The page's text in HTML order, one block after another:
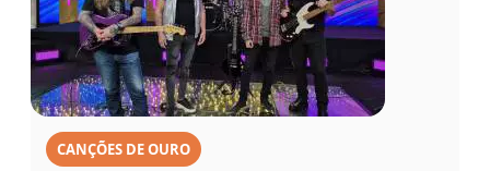
CANÇÕES DE OURO